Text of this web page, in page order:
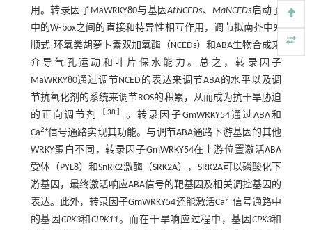
用。转录因子MaWRKY80与基因AtNCEDs、MaNCEDs启动子
中的W⁃box之间的直接和特异性相互作用，调节拟南芥中9⁃
顺式⁃环氧类胡萝卜素双加氧酶（NCEDs）和ABA生物合成来
介导气孔运动和叶片保水能力。总之，转录因子
MaWRKY80通过调节NCED的表达来调节ABA的水平以及调
节抗氧化剂的系统来调节ROS的积累，从而成为抗干旱胁迫
的正向调节剂
38
。转录因子GmWRKY54通过ABA和
Ca2+信号通路实现其功能。与调节ABA通路下游基因的其他
WRKY蛋白不同，转录因子GmWRKY54在上游位置激活ABA
受体（PYL8）和SnRK2激酶（SRK2A），SRK2A可以磷酸化下
游基因，最终激活响应ABA信号的靶基因及相关调控基因的
表达。此外，转录因子GmWRKY54还能激活Ca2+信号通路中
的基因 CPK3和CIPK11。而在干旱响应过程中，基因 CPK3和